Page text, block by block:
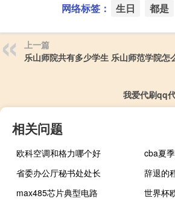
网络标签： 生日 都是
上一篇
乐山师院共有多少学生 乐山师范学院怎
我爱代刷qq
相关问题
欧科空调和格力哪个好
省委办公厅秘书处处长
辞退的
max485芯片典型电路